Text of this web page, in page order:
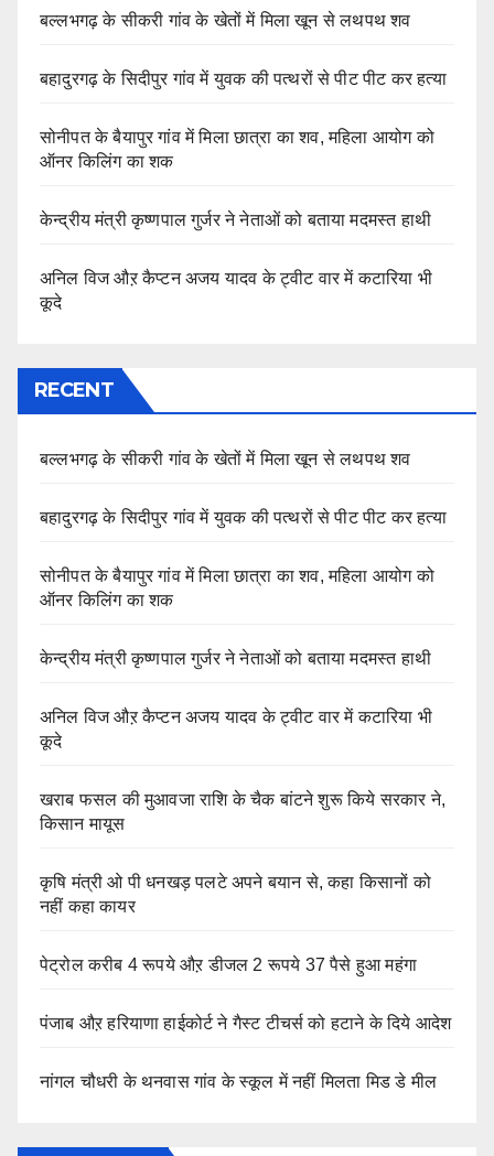
बल्लभगढ़ के सीकरी गांव के खेतों में मिला खून से लथपथ शव
बहादुरगढ़ के सिदीपुर गांव में युवक की पत्थरों से पीट पीट कर हत्या
सोनीपत के बैयापुर गांव में मिला छात्रा का शव, महिला आयोग को
ऑनर किलिंग का शक
केन्द्रीय मंत्री कृष्णपाल गुर्जर ने नेताओं को बताया मदमस्त हाथी
अनिल विज औऱ कैप्टन अजय यादव के ट्वीट वार में कटारिया भी
कूदे
RECENT
बल्लभगढ़ के सीकरी गांव के खेतों में मिला खून से लथपथ शव
बहादुरगढ़ के सिदीपुर गांव में युवक की पत्थरों से पीट पीट कर हत्या
सोनीपत के बैयापुर गांव में मिला छात्रा का शव, महिला आयोग को
ऑनर किलिंग का शक
केन्द्रीय मंत्री कृष्णपाल गुर्जर ने नेताओं को बताया मदमस्त हाथी
अनिल विज औऱ कैप्टन अजय यादव के ट्वीट वार में कटारिया भी
कूदे
खराब फसल की मुआवजा राशि के चैक बांटने शुरू किये सरकार ने,
किसान मायूस
कृषि मंत्री ओ पी धनखड़ पलटे अपने बयान से, कहा किसानों को
नहीं कहा कायर
पेट्रोल करीब 4 रूपये औऱ डीजल 2 रूपये 37 पैसे हुआ महंगा
पंजाब औऱ हरियाणा हाईकोर्ट ने गैस्ट टीचर्स को हटाने के दिये आदेश
नांगल चौधरी के थनवास गांव के स्कूल में नहीं मिलता मिड डे मील